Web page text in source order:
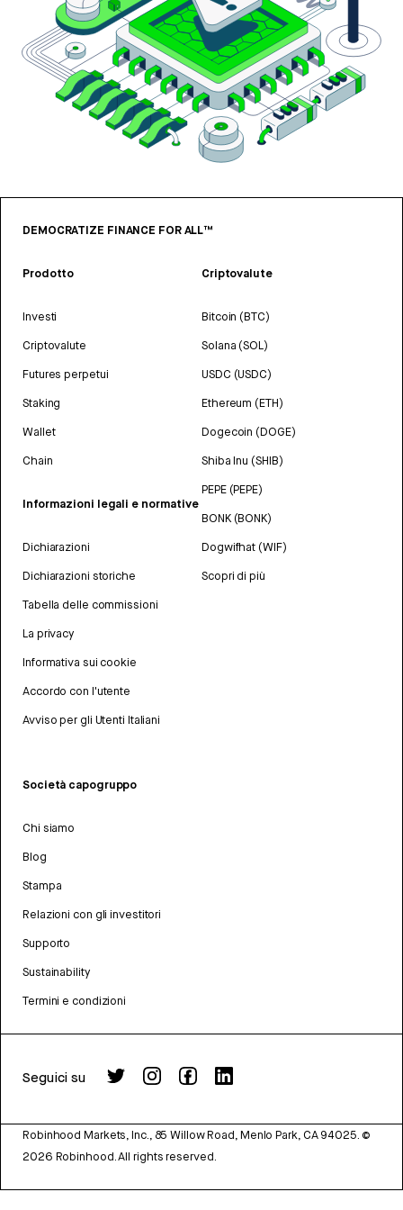
DEMOCRATIZE FINANCE FOR ALL™
Prodotto
Investi
Criptovalute
Futures perpetui
Staking
Wallet
Chain
Informazioni legali e normative
Dichiarazioni
Dichiarazioni storiche
Tabella delle commissioni
La privacy
Informativa sui cookie
Accordo con l'utente
Avviso per gli Utenti Italiani
Criptovalute
Bitcoin (BTC)
Solana (SOL)
USDC (USDC)
Ethereum (ETH)
Dogecoin (DOGE)
Shiba Inu (SHIB)
PEPE (PEPE)
BONK (BONK)
Dogwifhat (WIF)
Scopri di più
Società capogruppo
Chi siamo
Blog
Stampa
Relazioni con gli investitori
Supporto
Sustainability
Termini e condizioni
Seguici su
Robinhood Markets, Inc., 85 Willow Road, Menlo Park, CA 94025. ©
2026 Robinhood. All rights reserved.